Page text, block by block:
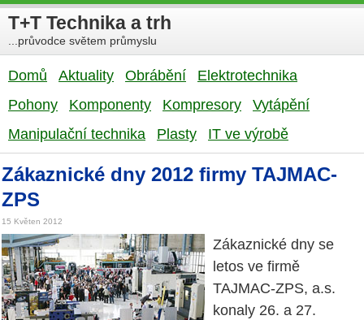
T+T Technika a trh
...průvodce světem průmyslu
Domů Aktuality Obrábění
Elektrotechnika
Pohony
Komponenty Kompresory
Vytápění
Manipulační technika
Plasty IT ve výrobě
Zákaznické dny 2012 firmy TAJMAC-
ZPS
15 Květen 2012
Zákaznické dny se
letos ve firmě
TAJMAC-ZPS, a.s.
konaly 26. a 27.